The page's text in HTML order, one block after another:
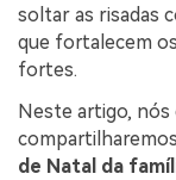
soltar as risadas
que fortalecem
fortes.
Neste artigo,
de Natal da